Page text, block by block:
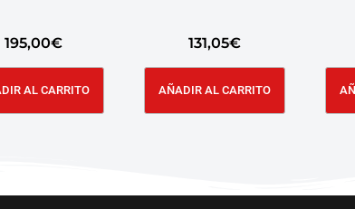
195,00€
AL CARRITO
131,05€
AÑADIR AL CARRITO